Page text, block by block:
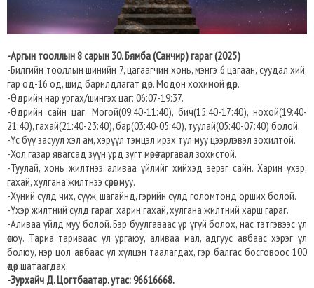
-Аргын тооллын 8 сарын 30. Бямба (Санчир) гараг (2025)
-Билгийн тооллын шинийн 7, цагаагчин хонь, мэнгэ 6 цагаан, суудал хий,
гар од-16 од, шид барилдлагат өдөр. Модон хохимой өдөр.
-Өдрийн нар ургах/шингэх цаг: 06:07-19:37.​
-Өдрийн сайн цаг: Могой(09:40-11:40), бич(15:40-17:40), нохой(19:40-
21:40), гахай(21:40-23:40), бар(03:40-05:40), туулай(05:40-07:40) болой.
-Үс бүү засуул хэл ам, хэрүүл тэмцэл ирэх тул муу цээрлэвэл зохилтой.
-Хол газар явагсад зүүн урд зүгт мөрөө гаргавал зохистой.
-Туулай, хонь жилтнээ аливаа үйлийг хийхэд эерэг сайн. Харин үхэр,
гахай, хулгана жилтнээ сөрөг муу.
-Хүний сүлд чих, сүүж, шагайнд, гэрийн сүлд голомтонд орших болой.
-Үхэр жилтний сүлд гараг, харин гахай, хулгана жилтний харш гараг.
-Аливаа үйлд муу болой. Бэр буулгаваас үр үгүй болох, нас тэтгэвээс үл
өсюү. Тариа тариваас үл ургаюу, аливаа мал, адгуус авбаас хэрэг үл
болюу, нэр цол авбаас үл хүлцэн таалагдах, гэр балгас босговоос 100
өдөр шатаагдах.
-Зурхайч Д. Цогтбаатар. утас: 96616668.